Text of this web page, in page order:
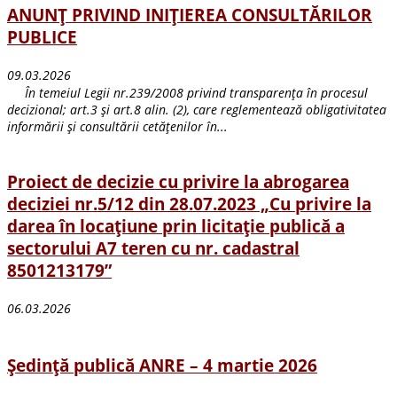
ANUNȚ PRIVIND INIȚIEREA CONSULTĂRILOR
PUBLICE
09.03.2026
În temeiul Legii nr.239/2008 privind transparența în procesul
decizional; art.3 și art.8 alin. (2), care reglementează obligativitatea
informării și consultării cetățenilor în...
Proiect de decizie cu privire la abrogarea
deciziei nr.5/12 din 28.07.2023 „Cu privire la
darea în locațiune prin licitație publică a
sectorului A7 teren cu nr. cadastral
8501213179”
06.03.2026
Ședință publică ANRE – 4 martie 2026